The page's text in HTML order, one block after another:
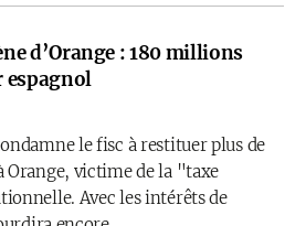
d’Orange : 180 millions
espagnol
le fisc à restituer plus de
Orange, victime de la "taxe
Avec les intérêts de